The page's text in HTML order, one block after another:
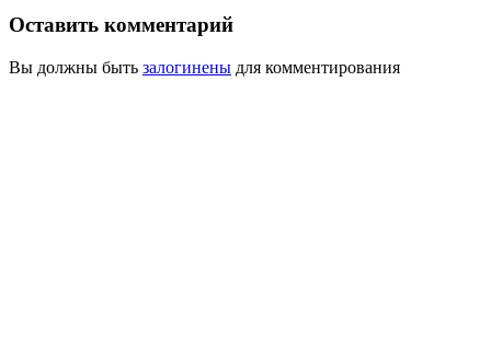
Оставить комментарий
Вы должны быть залогинены для комментирования